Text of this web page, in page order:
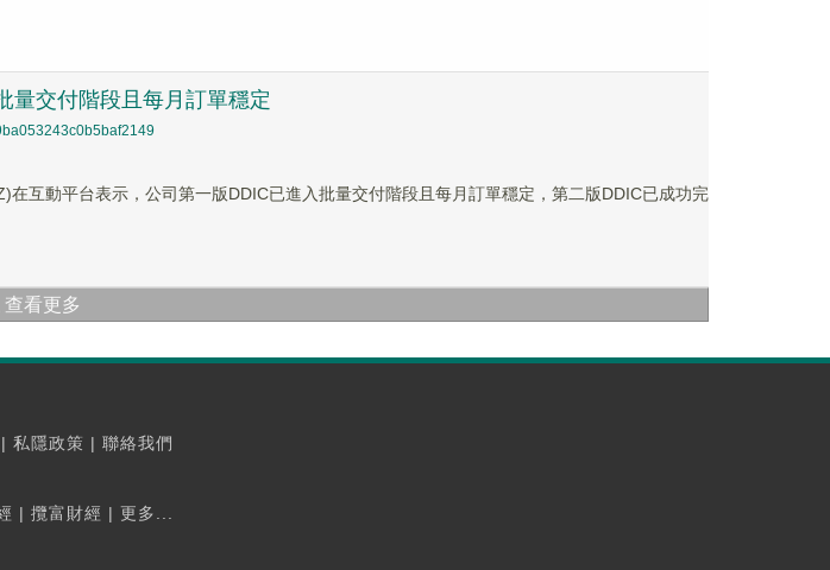
量交付階段且每月訂單穩定
在互動平台表示，公司第一版DDIC已進入批量交付階段且每月訂單穩定，第二版DDIC已成功完
查看更多
| 私隱政策 | 聯絡我們
| 攬富財經 | 更多...